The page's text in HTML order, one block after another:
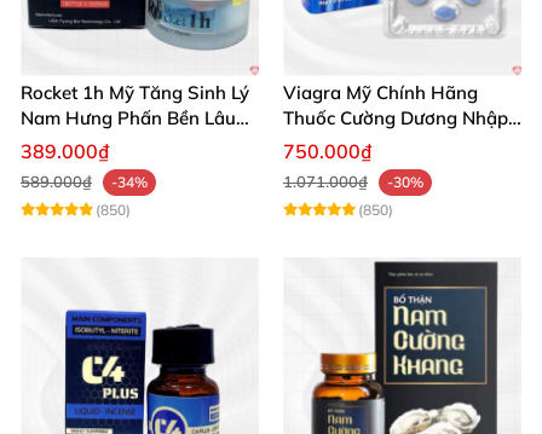
Rocket 1h Mỹ Tăng Sinh Lý
Nam Hưng Phấn Bền Lâu
Mạnh Mẽ
389.000₫
589.000₫
-34%
(850)
Viagra Mỹ Chính Hãng
Thuốc Cường Dương Nhập
Khẩu Chính Ngạch
750.000₫
1.071.000₫
-30%
(850)